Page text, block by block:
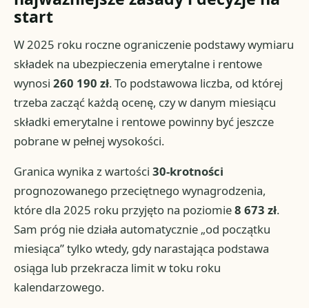
start
W 2025 roku roczne ograniczenie podstawy wymiaru
składek na ubezpieczenia emerytalne i rentowe
wynosi260 190 zł. To podstawowa liczba, od której
trzeba zacząć każdą ocenę, czy w danym miesiącu
składki emerytalne i rentowe powinny być jeszcze
pobrane w pełnej wysokości.
Granica wynika z wartości30-krotności
prognozowanego przeciętnego wynagrodzenia,
które dla 2025 roku przyjęto na poziomie8 673 zł.
Sam próg nie działa automatycznie „od początku
miesiąca” tylko wtedy, gdy narastająca podstawa
osiąga lub przekracza limit w toku roku
kalendarzowego.